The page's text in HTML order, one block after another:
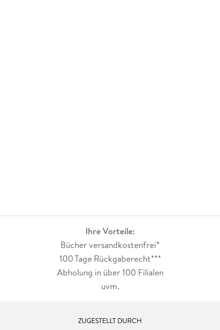
Ihre Vorteile:
Bücher versandkostenfrei*
100 Tage Rückgaberecht***
Abholung in über 100 Filialen
uvm.
ZUGESTELLT DURCH